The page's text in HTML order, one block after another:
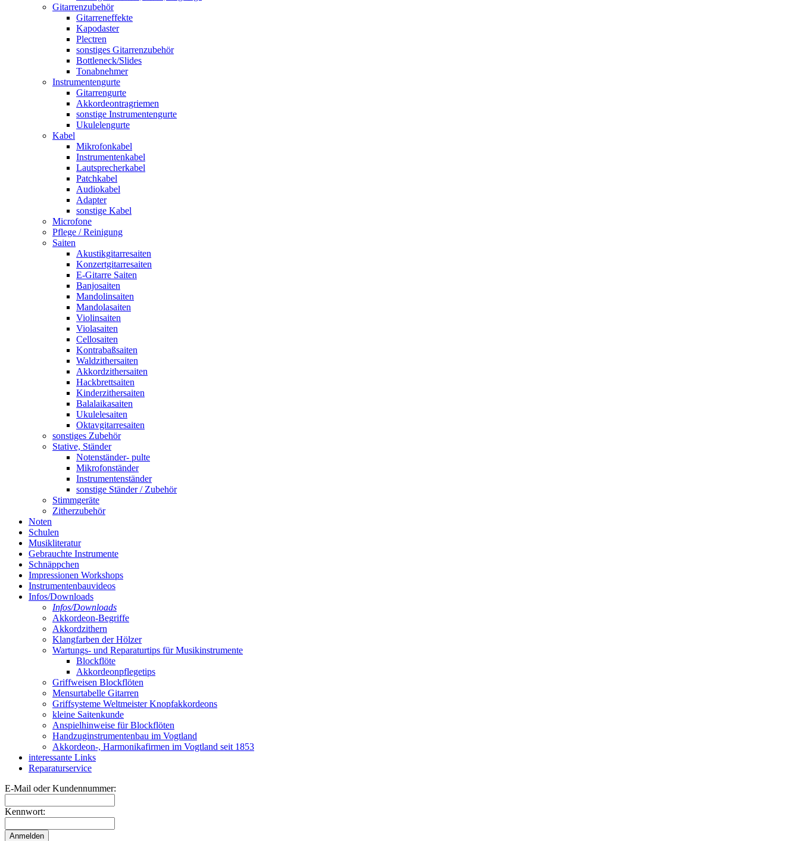
Gitarrenzubehör
Gitarreneffekte
Kapodaster
Plectren
sonstiges Gitarrenzubehör
Bottleneck/Slides
Tonabnehmer
Instrumentengurte
Gitarrengurte
Akkordeontragriemen
sonstige Instrumentengurte
Ukulelengurte
Kabel
Mikrofonkabel
Instrumentenkabel
Lautsprecherkabel
Patchkabel
Audiokabel
Adapter
sonstige Kabel
Microfone
Pflege / Reinigung
Saiten
Akustikgitarresaiten
Konzertgitarresaiten
E-Gitarre Saiten
Banjosaiten
Mandolinsaiten
Mandolasaiten
Violinsaiten
Violasaiten
Cellosaiten
Kontrabaßsaiten
Waldzithersaiten
Akkordzithersaiten
Hackbrettsaiten
Kinderzithersaiten
Balalaikasaiten
Ukulelesaiten
Oktavgitarresaiten
sonstiges Zubehör
Stative, Ständer
Notenständer- pulte
Mikrofonständer
Instrumentenständer
sonstige Ständer / Zubehör
Stimmgeräte
Zitherzubehör
Noten
Schulen
Musikliteratur
Gebrauchte Instrumente
Schnäppchen
Impressionen Workshops
Instrumentenbauvideos
Infos/Downloads
Infos/Downloads
Akkordeon-Begriffe
Akkordzithern
Klangfarben der Hölzer
Wartungs- und Reparaturtips für Musikinstrumente
Blockflöte
Akkordeonpflegetips
Griffweisen Blockflöten
Mensurtabelle Gitarren
Griffsysteme Weltmeister Knopfakkordeons
kleine Saitenkunde
Anspielhinweise für Blockflöten
Handzuginstrumentenbau im Vogtland
Akkordeon-, Harmonikafirmen im Vogtland seit 1853
interessante Links
Reparaturservice
E-Mail oder Kundennummer:
Kennwort: